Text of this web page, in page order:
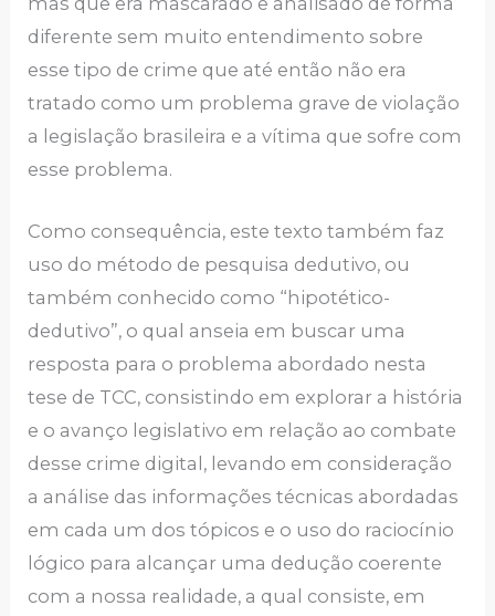
diferente sem muito entendimento sobre
esse tipo de crime que até então não era
tratado como um problema grave de violação
a legislação brasileira e a vítima que sofre com
esse problema.
Como consequência, este texto também faz
uso do método de pesquisa dedutivo, ou
também conhecido como “hipotético-
dedutivo”, o qual anseia em buscar uma
resposta para o problema abordado nesta
tese de TCC, consistindo em explorar a história
e o avanço legislativo em relação ao combate
desse crime digital, levando em consideração
a análise das informações técnicas abordadas
em cada um dos tópicos e o uso do raciocínio
lógico para alcançar uma dedução coerente
com a nossa realidade, a qual consiste, em